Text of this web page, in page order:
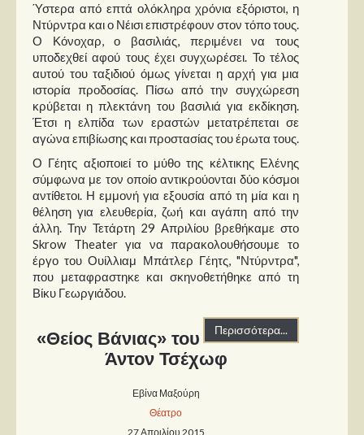
Ύστερα από επτά ολόκληρα χρόνια εξόριστοι, η
Ντύρντρα και ο Νέισι επιστρέφουν στον τόπο τους.
Ο Κόνοχαρ, ο βασιλιάς, περιμένει να τους
υποδεχθεί αφού τους έχει συγχωρέσει. Το τέλος
αυτού του ταξιδιού όμως γίνεται η αρχή για μια
ιστορία προδοσίας. Πίσω από την συγχώρεση
κρύβεται η πλεκτάνη του βασιλιά για εκδίκηση.
Έτσι η ελπίδα των εραστών μετατρέπεται σε
αγώνα επιβίωσης και προστασίας του έρωτα τους.
Ο Γέητς αξιοποιεί το μύθο της κέλτικης Ελένης
σύμφωνα με τον οποίο αντικρούονται δύο κόσμοι
αντίθετοι. Η εμμονή για εξουσία από τη μία και η
θέληση για ελευθερία, ζωή και αγάπη από την
άλλη. Την Τετάρτη 29 Απριλίου βρεθήκαμε στο
Skrow Theater για να παρακολουθήσουμε το
έργο του Ουίλλιαμ Μπάτλερ Γέητς, "Ντύρντρα",
που μεταφραστηκε και σκηνοθετήθηκε από τη
Βίκυ Γεωργιάδου.
Περισσότερα...
«Θείος Βάνιας» του
Άντον Τσέχωφ
Εβίνα Μαξούρη
Θέατρο
27 Απριλίου 2015